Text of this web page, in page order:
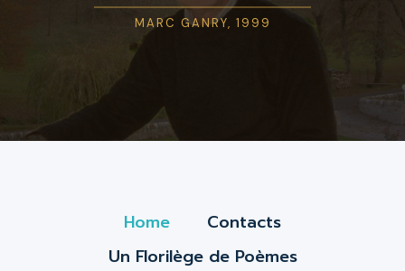
MARC GANRY, 1999
Home
Contacts
Un Florilège de Poèmes